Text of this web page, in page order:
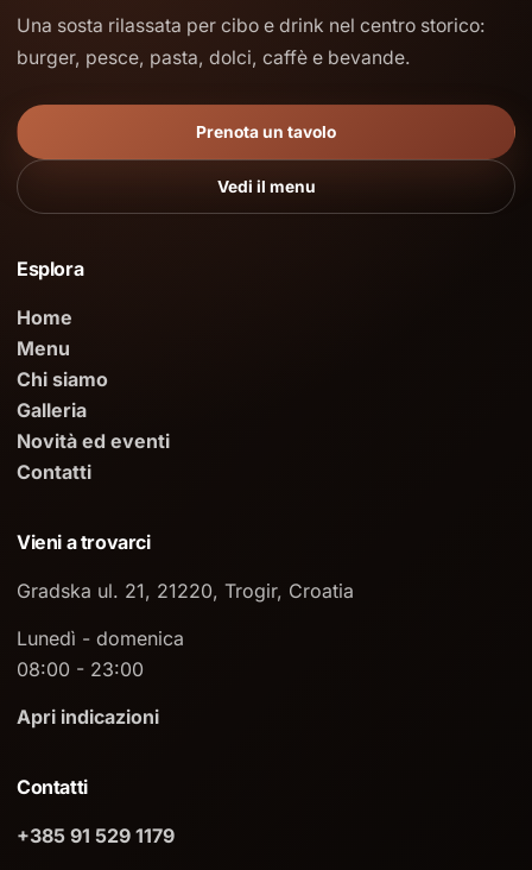
Una sosta rilassata per cibo e drink nel centro storico:
burger, pesce, pasta, dolci, caffè e bevande.
Prenota un tavolo
Vedi il menu
Esplora
Home
Menu
Chi siamo
Galleria
Novità ed eventi
Contatti
Vieni a trovarci
Gradska ul. 21, 21220, Trogir, Croatia
Lunedì - domenica
08:00 - 23:00
Apri indicazioni
Contatti
+385 91 529 1179